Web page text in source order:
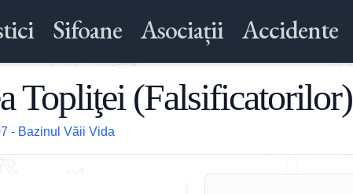
Sifoane Asociații Accidente
Topliţei (Falsificatorilor)
- Bazinul Văii Vida